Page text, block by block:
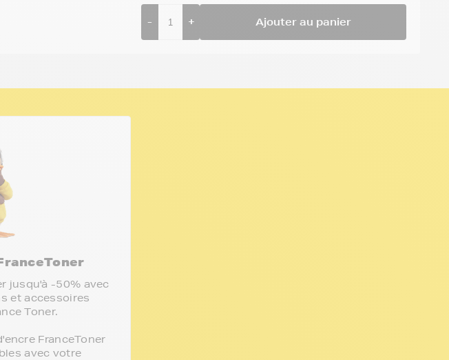
- + Ajouter au panier
jusqu'à -50% avec
et accessoires
Toner.
FranceToner
avec votre